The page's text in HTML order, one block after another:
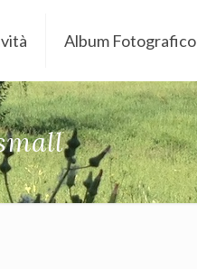
Album Fotografico